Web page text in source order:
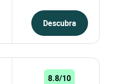
Descubra
8.8/10